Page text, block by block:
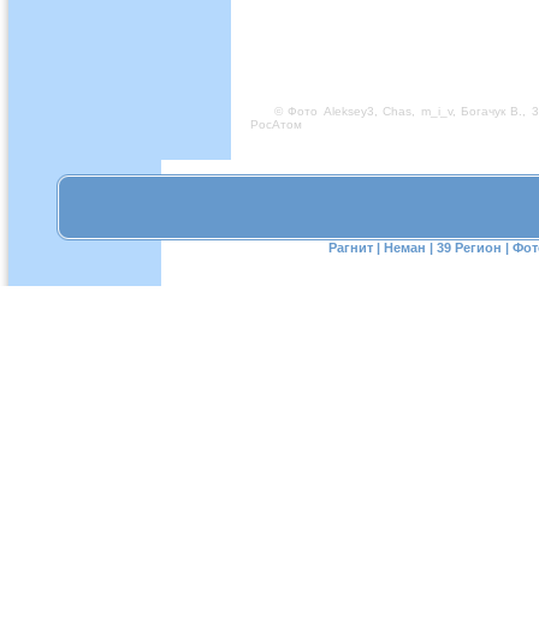
© Фото Aleksey3, Chas, m_i_v, Бoгaчук B.,
РосАтом
Рагнит | Неман | 39 Регион |